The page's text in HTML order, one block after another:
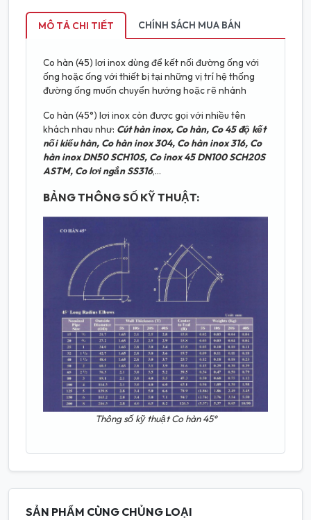
MÔ TẢ CHI TIẾT CHÍNH SÁCH MUA BÁN
Co hàn (45) lơi inox dùng để kết nối đường ống với
ống hoặc ống với thiết bị tại những vị trí hệ thống
đường ống muốn chuyển hướng hoặc rẽ nhánh
Co hàn (45°) lơi inox còn được gọi với nhiều tên
khách nhau như: Cút hàn inox, Co hàn, Co 45 độ kết
nối kiểu hàn, Co hàn inox 304, Co hàn inox 316, Co
hàn inox DN50 SCH10S, Co inox 45 DN100 SCH20S
ASTM, Co lơi ngắn SS316,...
BẢNG THÔNG SỐ KỸ THUẬT:
Thông số kỹ thuật Co hàn 45°
SẢN PHẨM CÙNG CHỦNG LOẠI